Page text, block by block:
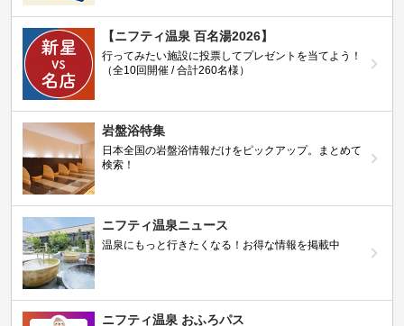
【ニフティ温泉 百名湯2026】
行ってみたい施設に投票してプレゼントを当てよう！
（全10回開催 / 合計260名様）
岩盤浴特集
日本全国の岩盤浴情報だけをピックアップ。まとめて
検索！
ニフティ温泉ニュース
温泉にもっと行きたくなる！お得な情報を掲載中
ニフティ温泉 おふろパス